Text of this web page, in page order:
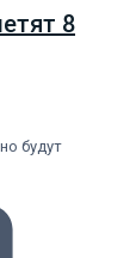
8
будут